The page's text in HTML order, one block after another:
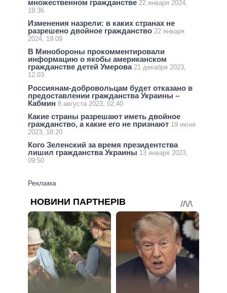
множественном гражданстве 22 января 2024,
19:36
Изменения назрели: в каких странах не
разрешено двойное гражданство 22 января
2024, 19:09
В Минобороны прокомментировали
информацию о якобы американском
гражданстве детей Умерова 21 декабря 2023,
12:03
Россиянам-добровольцам будет отказано в
предоставлении гражданства Украины –
Кабмин 8 августа 2023, 02:40
Какие страны разрешают иметь двойное
гражданство, а какие его не признают 19 июня
2023, 18:20
Кого Зеленский за время президентства
лишил гражданства Украины 13 января 2023,
09:50